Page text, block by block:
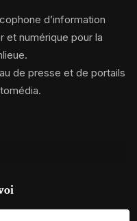
d’information
et numérique pour la
de presse et de portails